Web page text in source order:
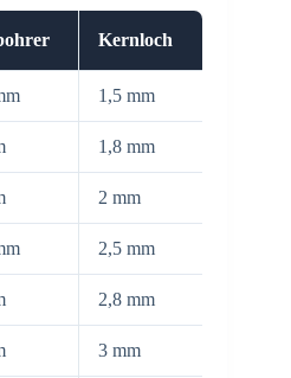
Kernloch
1,5 mm
1,8 mm
2 mm
2,5 mm
2,8 mm
3 mm